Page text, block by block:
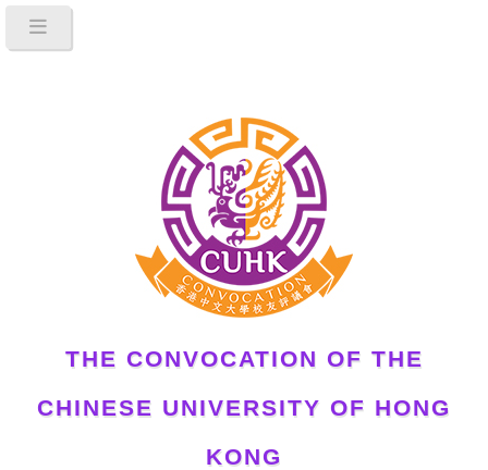
THE CONVOCATION OF THE
CHINESE UNIVERSITY OF HONG
KONG